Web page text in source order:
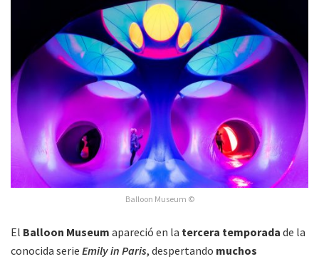
Balloon Museum ©
El Balloon Museum apareció en la tercera temporada de la
conocida serie Emily in Paris, despertando muchos